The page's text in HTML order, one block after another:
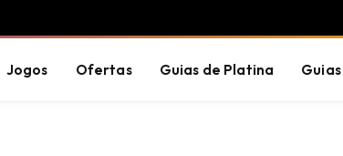
Jogos Ofertas Guias de Platina Guias